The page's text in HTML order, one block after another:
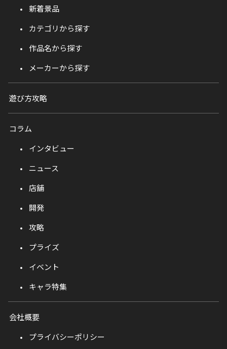
新着景品
カテゴリから探す
作品名から探す
メーカーから探す
遊び方攻略
コラム
インタビュー
ニュース
店舗
開発
攻略
プライズ
イベント
キャラ特集
会社概要
プライバシーポリシー